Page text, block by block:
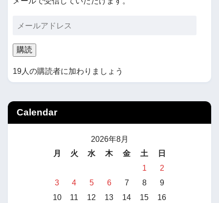
購読
19人の購読者に加わりましょう
Calendar
2026年8月
月
火 水 木 金 土
日
1
2
3
4 5 6 7 8
9
10
11 12 13 14 15
16